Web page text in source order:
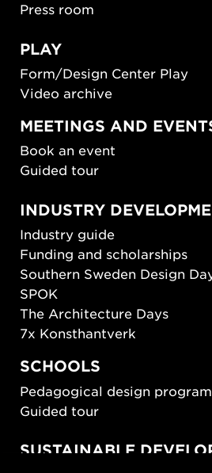
Press room
PLAY
Form/Design Center Play
Video archive
MEETINGS AND
Book an event
Guided tour
INDUSTRY
Industry guide
Funding and scholarships
Southern Sweden Design
SPOK
The Architecture Days
7x Konsthantverk
SCHOOLS
Pedagogical design program
Guided tour
SUSTAINABLE